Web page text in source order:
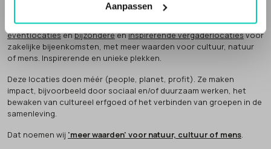
Aanpassen
Bij Locaties met Meerwaarde(n) vind jebijzondereenunieke
eventlocatiesenbijzondereeninspirerende vergaderlocatiesvoor
zakelijke bijeenkomsten, met meer waarden voor cultuur, natuur
of mens. Inspirerende en unieke plekken.
Deze locaties doen méér (people, planet, profit). Ze maken
impact, bijvoorbeeld door sociaal en/of duurzaam werken, het
bewaken van cultureel erfgoed of het verbinden van groepen in de
samenleving.
Dat noemen wij 'meer waarden' voor natuur, cultuur of mens.